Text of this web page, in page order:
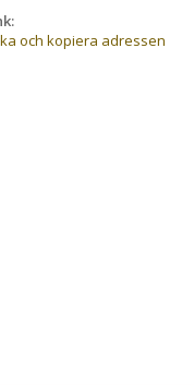
och kopiera adressen